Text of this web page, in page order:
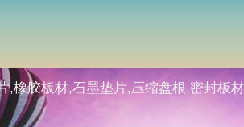
橡胶板材,石墨垫片,压缩盘根,密封板